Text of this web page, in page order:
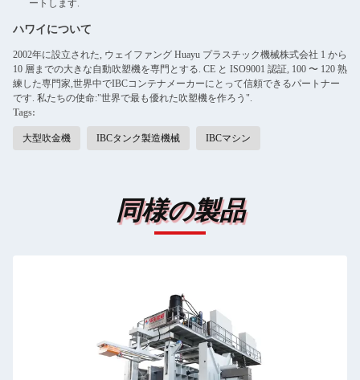
ートします.
ハワイについて
2002年に設立された, ウェイファング Huayu プラスチック機械株式会社 1 から
10 層までの大きな自動吹塑機を専門とする. CE と ISO9001 認証, 100 〜 120 熟
練した専門家,世界中でIBCコンテナメーカーにとって信頼できるパートナー
です. 私たちの使命:"世界で最も優れた吹塑機を作ろう".
Tags:
大型吹金機 IBCタンク製造機械 IBCマシン
同様の製品